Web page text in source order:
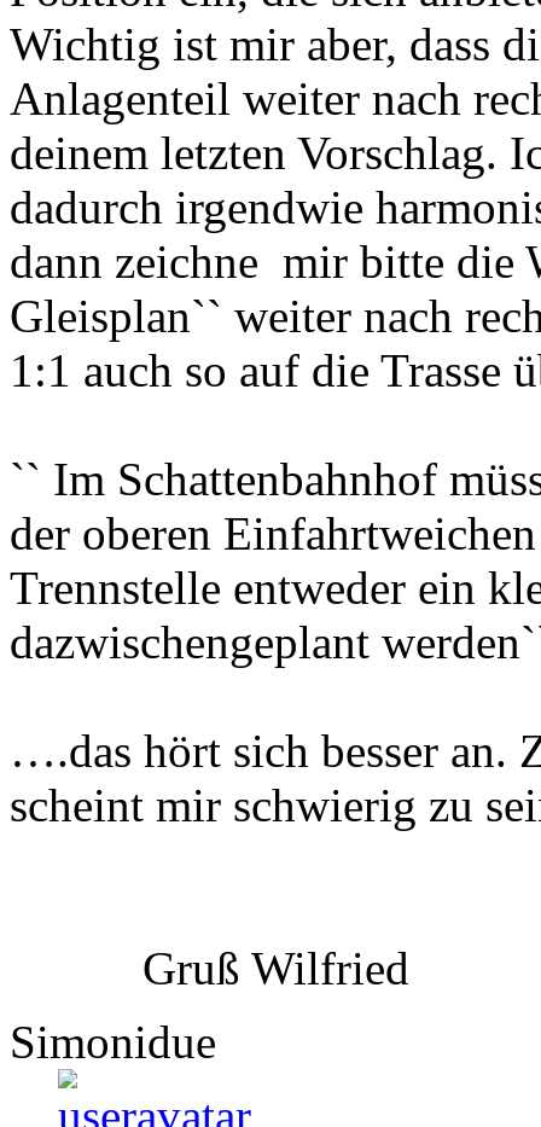
Wichtig ist mir aber, dass
Anlagenteil weiter nach
deinem letzten Vorschlag.
dadurch irgendwie
dann zeichne mir bitte die
Gleisplan`` weiter nach
1:1 auch so auf die Trasse
`` Im Schattenbahnhof
der oberen
Trennstelle entweder ein
dazwischengeplant
….das hört sich besser an.
scheint mir schwierig zu
Gruß Wilfried
Simonidue